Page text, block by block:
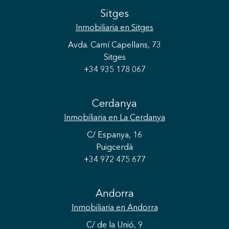
Sitges
Inmobiliaria en Sitges
Avda. Camí Capellans, 73
Sitges
+34 935 178 067
Cerdanya
Inmobiliaria en La Cerdanya
C/ Espanya, 16
Puigcerdà
+34 972 475 677
Andorra
Inmobiliaria en Andorra
C/ de la Unió, 9
Guardar configuración Aceptar todas